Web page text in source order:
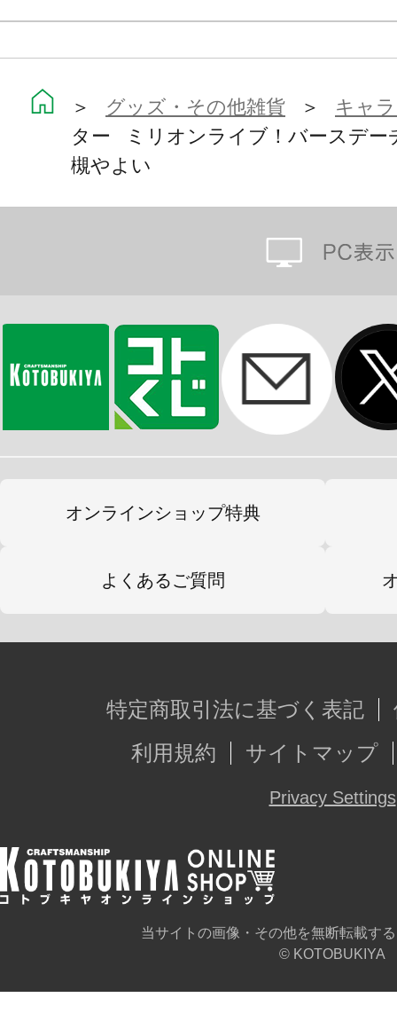
＞ グッズ・その他雑貨 ＞ キャ
ター ミリオンライブ！バースデ
槻やよい
オンラインショップ特典
よくあるご質問
特定商取引法に基づく表記
利用規約
サイトマップ
Privacy Settings
当サイトの画像・その他を無断転載す
© KOTOBUKIYA